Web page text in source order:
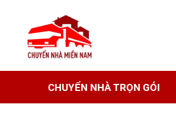
CHUYỂN NHÀ TRỌN GÓI